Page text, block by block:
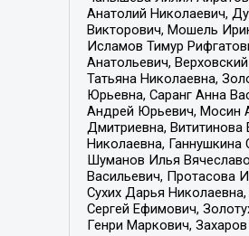
Анатолий Николаевич,
Викторович, Мошель
Исламов Тимур
Анатольевич,
Татьяна Николаевна,
Юрьевна, Саранг Анна
Андрей Юрьевич, Мосин
Дмитриевна,
Николаевна,
Шуманов Илья
Васильевич, Протасова
Сухих Дарья
Сергей Ефимович,
Генри Маркович,